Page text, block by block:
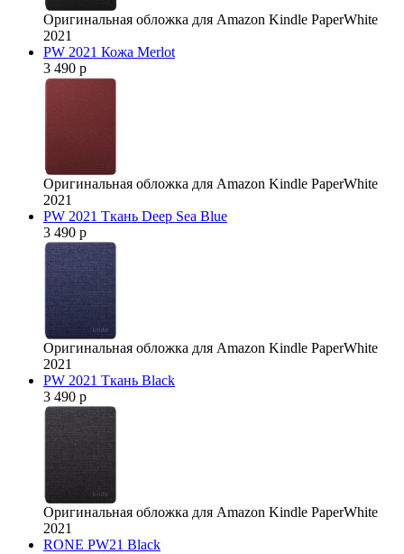
Оригинальная обложка для Amazon Kindle PaperWhite
2021
PW 2021 Кожа Merlot
3 490 р
Оригинальная обложка для Amazon Kindle PaperWhite
2021
PW 2021 Ткань Deep Sea Blue
3 490 р
Оригинальная обложка для Amazon Kindle PaperWhite
2021
PW 2021 Ткань Black
3 490 р
Оригинальная обложка для Amazon Kindle PaperWhite
2021
RONE PW21 Black